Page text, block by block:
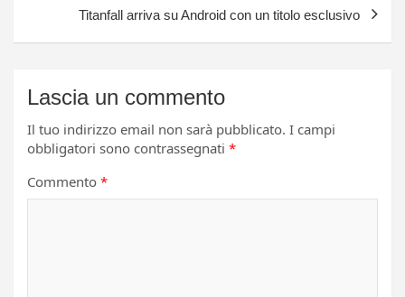
Titanfall arriva su Android con un titolo esclusivo
Lascia un commento
Il tuo indirizzo email non sarà pubblicato. I campi
obbligatori sono contrassegnati *
Commento *